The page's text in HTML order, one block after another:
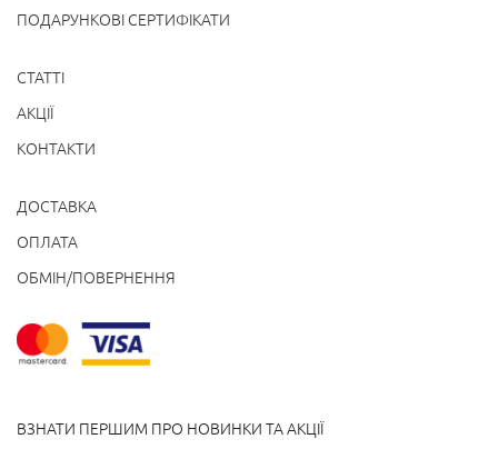
ПОДАРУНКОВІ СЕРТИФІКАТИ
СТАТТІ
АКЦІЇ
КОНТАКТИ
ДОСТАВКА
ОПЛАТА
ОБМІН/ПОВЕРНЕННЯ
ВЗНАТИ ПЕРШИМ ПРО НОВИНКИ ТА АКЦІЇ